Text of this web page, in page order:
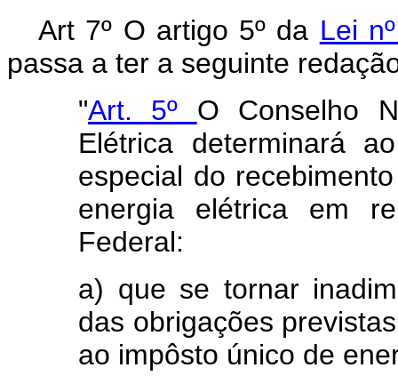
Art 7º O artigo 5º da Lei
passa a ter a seguinte
"Art. 5º O Conselho
Elétrica determinará
especial do
energia elétrica em
Federal:
a) que se tornar
das obrigações
ao impôsto único de